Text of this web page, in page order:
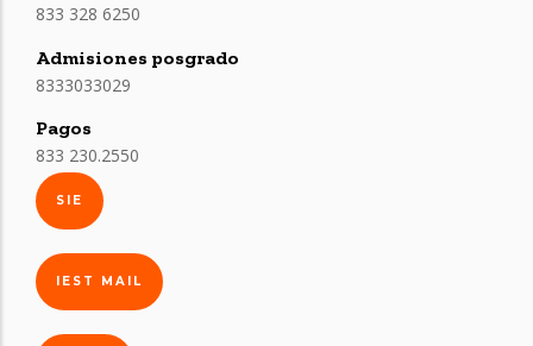
833 328 6250
Admisiones posgrado
8333033029
Pagos
833 230.2550
SIE
IEST MAIL